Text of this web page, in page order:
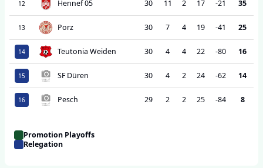
12 Hennef 05 30 11 2 17 -21 35
13 Porz 30 7 4 19 -41 25
14 Teutonia Weiden 30 4 4 22 -80 16
15 SF Düren 30 4 2 24 -62 14
16 Pesch 29 2 2 25 -84 8
Promotion Playoffs
Relegation